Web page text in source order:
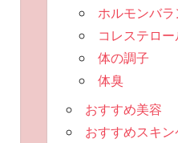
ホルモンバラ
コレステロ
体の調子
体臭
おすすめ美容
おすすめスキン